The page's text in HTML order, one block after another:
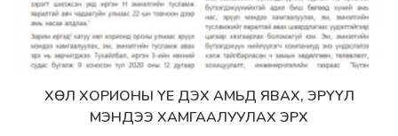
Дэлгэрэнгүй
ХӨЛ ХОРИОНЫ ҮЕ ДЭХ АМЬД ЯВАХ, ЭРҮҮЛ
МЭНДЭЭ ХАМГААЛУУЛАХ ЭРХ